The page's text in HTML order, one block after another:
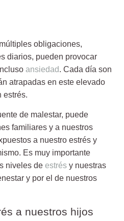
obligaciones,
diarios, pueden provocar
ansiedad. Cada día son
atrapadas en este elevado
estrés.
de malestar, puede
familiares y a nuestros
a nuestro estrés y
Es muy importante
niveles de estrés y nuestras
y por el de nuestros
a nuestros hijos